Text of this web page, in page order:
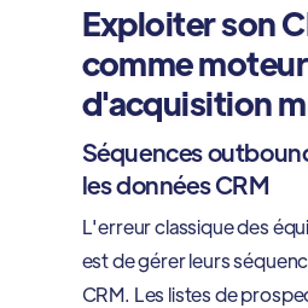
Exploiter son
comme moteur
d'acquisition
Séquences
les données CRM
L'erreur classique des
est de gérer leurs
CRM. Les listes de